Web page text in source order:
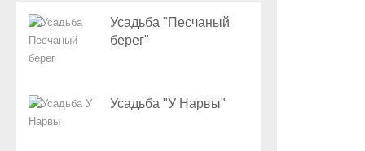
Усадьба "Песчаный
берег"
Усадьба "У Нарвы"